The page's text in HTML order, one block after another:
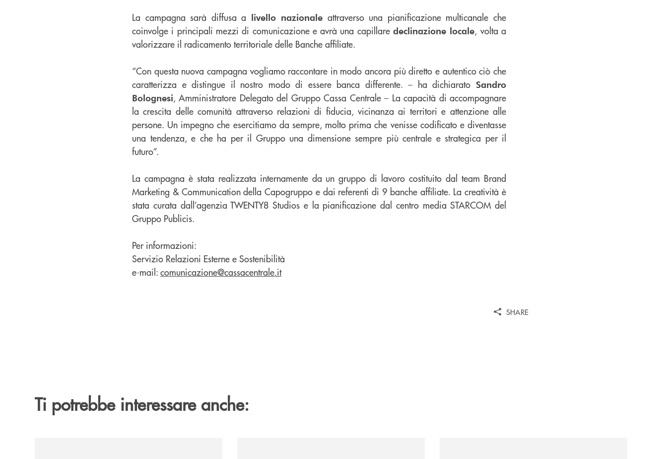
La campagna sarà diffusa a livello nazionale attraverso una pianificazione multicanale che
coinvolge i principali mezzi di comunicazione e avrà una capillaredeclinazione locale, volta a
valorizzare il radicamento territoriale delle Banche affiliate.
“Con questa nuova campagna vogliamo raccontare in modo ancora più diretto e autentico ciò che
caratterizza e distingue il nostro modo di essere banca differente. – ha dichiarato Sandro
Bolognesi, Amministratore Delegato del Gruppo Cassa Centrale – La capacità di accompagnare
la crescita delle comunità attraverso relazioni di fiducia, vicinanza ai territori e attenzione alle
persone. Un impegno che esercitiamo da sempre, molto prima che venisse codificato e diventasse
una tendenza, e che ha per il Gruppo una dimensione sempre più centrale e strategica per il
futuro”.
La campagna è stata realizzata internamente da un gruppo di lavoro costituito dal team Brand
Marketing & Communication della Capogruppo e dai referenti di 9 banche affiliate. La creatività è
stata curata dall’agenzia TWENTY8 Studios e la pianificazione dal centro media STARCOM del
Gruppo Publicis.
Per informazioni:
Servizio Relazioni Esterne e Sostenibilità
e-mail: comunicazione@cassacentrale.it
SHARE
Ti potrebbe interessare anche: